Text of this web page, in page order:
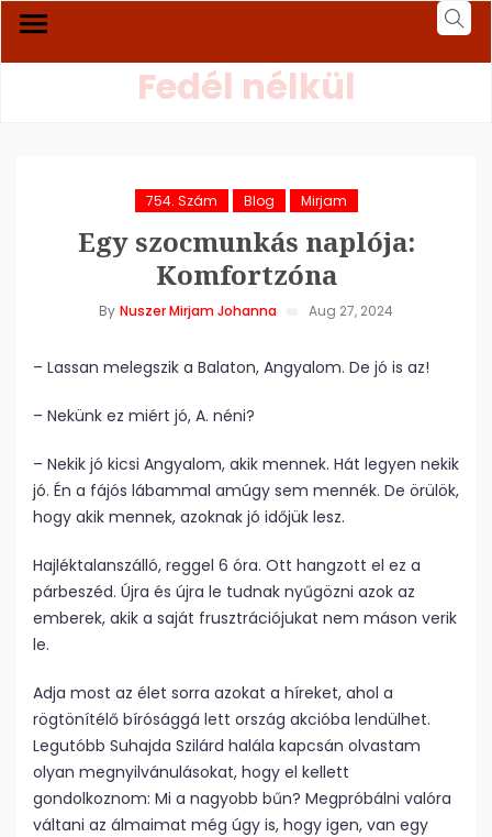
Fedél nélkül
754. Szám Blog Mirjam
Egy szocmunkás naplója:
Komfortzóna
By Nuszer Mirjam Johanna Aug 27, 2024
– Lassan melegszik a Balaton, Angyalom. De jó is az!
– Nekünk ez miért jó, A. néni?
– Nekik jó kicsi Angyalom, akik mennek. Hát legyen nekik
jó. Én a fájós lábammal amúgy sem mennék. De örülök,
hogy akik mennek, azoknak jó időjük lesz.
Hajléktalanszálló, reggel 6 óra. Ott hangzott el ez a
párbeszéd. Újra és újra le tudnak nyűgözni azok az
emberek, akik a saját frusztrációjukat nem máson verik
le.
Adja most az élet sorra azokat a híreket, ahol a
rögtönítélő bírósággá lett ország akcióba lendülhet.
Legutóbb Suhajda Szilárd halála kapcsán olvastam
olyan megnyilvánulásokat, hogy el kellett
gondolkoznom: Mi a nagyobb bűn? Megpróbálni valóra
váltani az álmaimat még úgy is, hogy igen, van egy